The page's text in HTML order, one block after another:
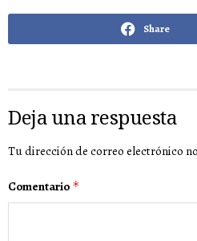
Share
Deja una respuesta
Tu dirección de correo electrónico
Comentario *